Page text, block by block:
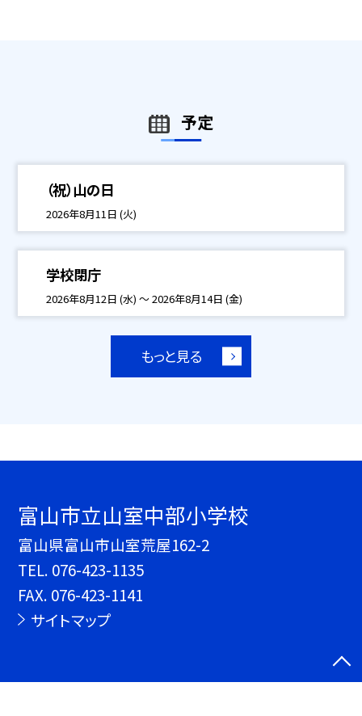
予定
（祝）山の日
2026年8月11日 (火)
学校閉庁
2026年8月12日 (水) ～ 2026年8月14日 (金)
もっと見る
富山市立山室中部小学校
富山県富山市山室荒屋162-2
TEL. 076-423-1135
FAX. 076-423-1141
サイトマップ